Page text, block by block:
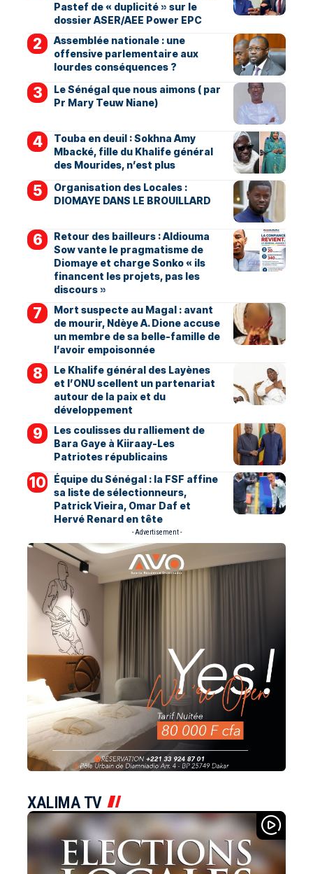
Pastef de « duplicité » sur le
dossier ASER/AEE Power EPC
Assemblée nationale : une
offensive parlementaire aux
lourdes conséquences ?
Le Sénégal que nous aimons ( par
Pr Mary Teuw Niane)
Touba en deuil : Sokhna Amy
Mbacké, fille du Khalife général
des Mourides, n’est plus
Organisation des Locales :
DIOMAYE DANS LE BROUILLARD
Retour des bailleurs : Aldiouma
Sow vante le pragmatisme de
Diomaye et charge Sonko « ils
financent les projets, pas les
discours »
Mort suspecte au Magal : avant
de mourir, Ndèye A. Dione accuse
un membre de sa belle-famille de
l’avoir empoisonnée
Le Khalife général des Layènes
et l’ONU scellent un partenariat
autour de la paix et du
développement
Les coulisses du ralliement de
Bara Gaye à Kiiraay-Les
Patriotes républicains
Équipe du Sénégal : la FSF affine
sa liste de sélectionneurs,
Patrick Vieira, Omar Daf et
Hervé Renard en tête
- Advertisement -
XALIMA TV